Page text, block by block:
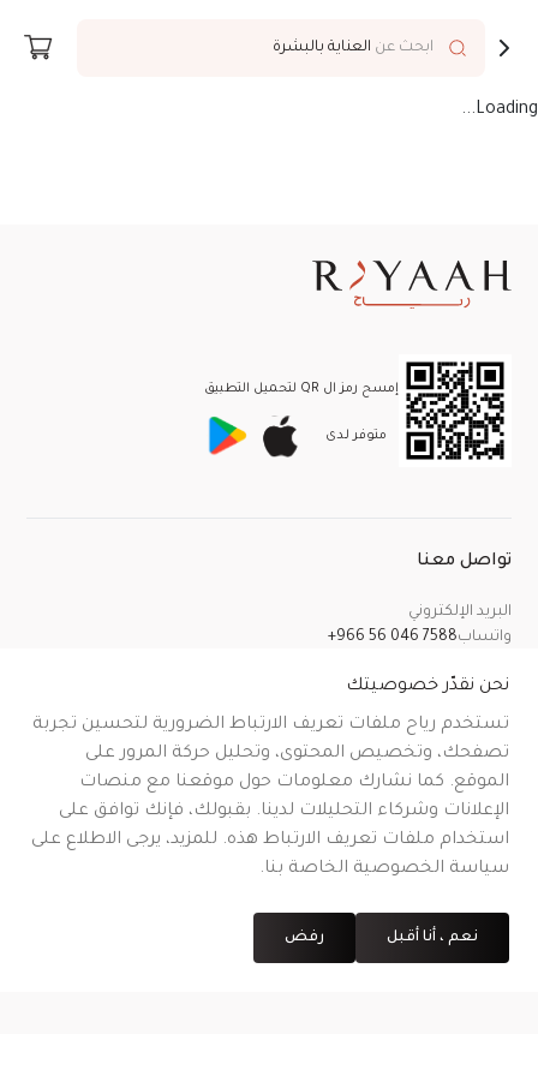
ابحث عن العناية بالبشرة
Loading...
إمسح رمز ال QR لتحميل التطبيق
متوفر لـدى
تواصل معنا
البريد الإلكتروني
واتساب+966 56 046 7588
سياسة الإرجاع والاسترداد والإلغاء
CR No.| VAT No.
رقم شهادة التوثيق على منصة معروف
نحن نقدّر خصوصيتك
تستخدم رياح ملفات تعريف الارتباط الضرورية لتحسين تجربة
تصفحك، وتخصيص المحتوى، وتحليل حركة المرور على
الموقع. كما نشارك معلومات حول موقعنا مع منصات
الإعلانات وشركاء التحليلات لدينا. بقبولك، فإنك توافق على
استخدام ملفات تعريف الارتباط هذه. للمزيد، يرجى الاطلاع على
سياسة الخصوصية الخاصة بنا.
نعم ، أنا أقبل رفض